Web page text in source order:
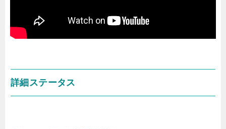
詳細ステータス